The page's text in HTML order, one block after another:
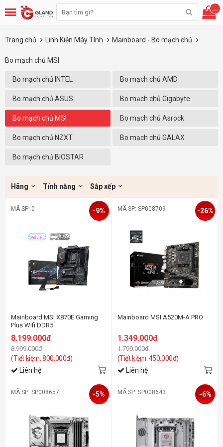
...
Trang chủ Linh Kiện Máy Tính Mainboard - Bo mạch chủ
Bo mạch chủ MSI
Bo mạch chủ INTEL Bo mạch chủ AMD
Bo mạch chủ ASUS Bo mạch chủ Gigabyte
Bo mạch chủ MSI Bo mạch chủ Asrock
Bo mạch chủ NZXT Bo mạch chủ GALAX
Bo mạch chủ BIOSTAR
Hãng Tính năng Sắp xếp
MÃ SP: 0
Mainboard MSI X870E Gaming
Plus Wifi DDR5
8.199.000đ
8.999.000đ
(Tiết kiệm: 800.000đ)
-9%
Liên hệ
MÃ SP: SP008709
Mainboard MSI A520M-A PRO
1.349.000đ
1.799.000đ
(Tiết kiệm: 450.000đ)
-26%
Liên hệ
MÃ SP: SP008657 -5% MÃ SP: SP008643 -6%